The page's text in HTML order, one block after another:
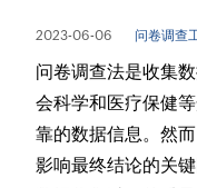
2023-06-06 问卷调查
问卷调查法是收集
会科学和医疗保健
靠的数据信息。然
影响最终结论的关